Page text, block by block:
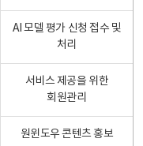
AI 모델 평가 신청 접수 및
처리
서비스 제공을 위한
회원관리
원윈도우 콘텐츠 홍보